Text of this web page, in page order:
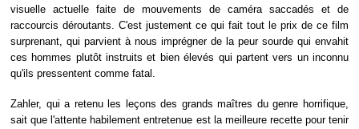
visuelle actuelle faite de mouvements de caméra saccadés et de
raccourcis déroutants. C'est justement ce qui fait tout le prix de ce film
surprenant, qui parvient à nous imprégner de la peur sourde qui envahit
ces hommes plutôt instruits et bien élevés qui partent vers un inconnu
qu'ils pressentent comme fatal.
Zahler, qui a retenu les leçons des grands maîtres du genre horrifique,
sait que l'attente habilement entretenue est la meilleure recette pour tenir